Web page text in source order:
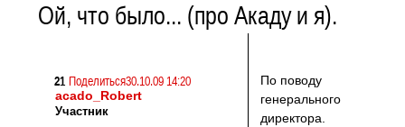
Ой, что было... (про Акаду и я).
Поделиться
21
30.10.09 14:20
acado_Robert
Участник
По поводу
генерального
директора.